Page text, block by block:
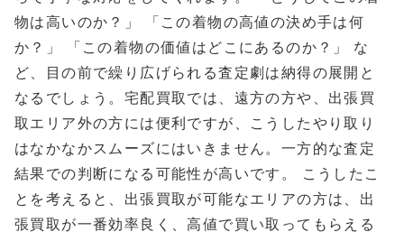
物は高いのか？」 「この着物の高値の決め手は何
か？」 「この着物の価値はどこにあるのか？」 な
ど、目の前で繰り広げられる査定劇は納得の展開と
なるでしょう。宅配買取では、遠方の方や、出張買
取エリア外の方には便利ですが、こうしたやり取り
はなかなかスムーズにはいきません。一方的な査定
結果での判断になる可能性が高いです。 こうしたこ
とを考えると、出張買取が可能なエリアの方は、出
張買取が一番効率良く、高値で買い取ってもらえる